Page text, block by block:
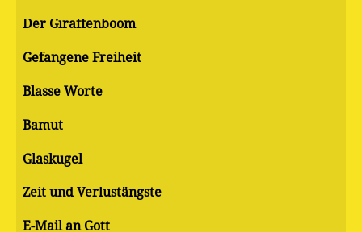
Der Giraffenboom
Gefangene Freiheit
Blasse Worte
Bamut
Glaskugel
Zeit und Verlustängste
E-Mail an Gott